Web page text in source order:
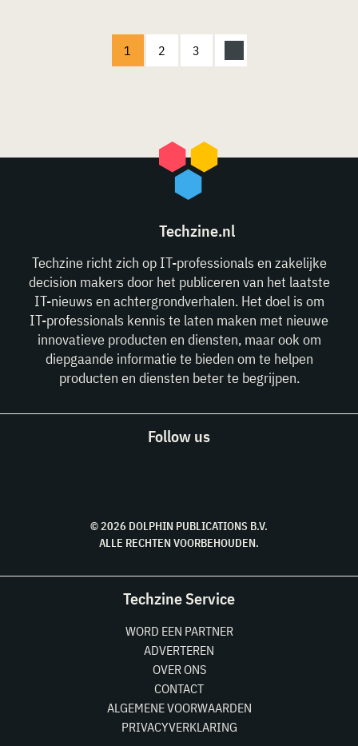
1 2 3
Techzine.nl
Techzine richt zich op IT-professionals en zakelijke
decision makers door het publiceren van het laatste
IT-nieuws en achtergrondverhalen. Het doel is om
IT-professionals kennis te laten maken met nieuwe
innovatieve producten en diensten, maar ook om
diepgaande informatie te bieden om te helpen
producten en diensten beter te begrijpen.
Follow us
© 2026 DOLPHIN PUBLICATIONS B.V.
ALLE RECHTEN VOORBEHOUDEN.
Techzine Service
WORD EEN PARTNER
ADVERTEREN
OVER ONS
CONTACT
ALGEMENE VOORWAARDEN
PRIVACYVERKLARING